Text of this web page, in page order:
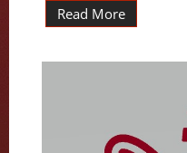
Read More